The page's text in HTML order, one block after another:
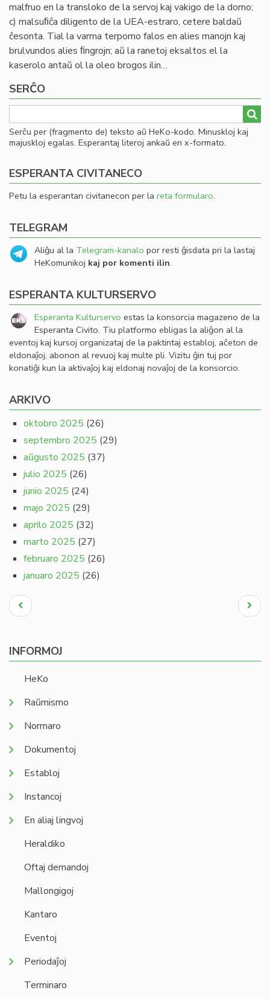
malfruo en la transloko de la servoj kaj vakigo de la domo;
c) malsuﬁĉa diligento de la UEA-estraro, cetere baldaŭ
ĉesonta. Tial la varma terpomo falos en alies manojn kaj
brulvundos alies ﬁngrojn; aŭ la ranetoj eksaltos el la
kaserolo antaŭ ol la oleo brogos ilin…
SERĈO
Serĉu per (fragmento de) teksto aŭ HeKo-kodo. Minuskloj kaj
majuskloj egalas. Esperantaj literoj ankaŭ en x-formato.
ESPERANTA CIVITANECO
Petu la esperantan civitanecon per la reta formularo.
TELEGRAM
Aliĝu al la Telegram-kanalo por resti ĝisdata pri la lastaj
HeKomunikoj kaj por komenti ilin.
ESPERANTA KULTURSERVO
Esperanta Kulturservo estas la konsorcia magazeno de la
Esperanta Civito. Tiu platformo ebligas la aliĝon al la
eventoj kaj kursoj organizataj de la paktintaj establoj, aĉeton de
eldonaĵoj, abonon al revuoj kaj multe pli. Vizitu ĝin tuj por
konatiĝi kun la aktivaĵoj kaj eldonaj novaĵoj de la konsorcio.
ARKIVO
oktobro 2025 (26)
septembro 2025 (29)
aŭgusto 2025 (37)
julio 2025 (26)
junio 2025 (24)
majo 2025 (29)
aprilo 2025 (32)
marto 2025 (27)
februaro 2025 (26)
januaro 2025 (26)
Pagination
Antaŭa
paĝo
Next
page
INFORMOJ
HeKo
Raŭmismo
Normaro
Dokumentoj
Establoj
Instancoj
En aliaj lingvoj
Heraldiko
Oftaj demandoj
Mallongigoj
Kantaro
Eventoj
Periodaĵoj
Terminaro